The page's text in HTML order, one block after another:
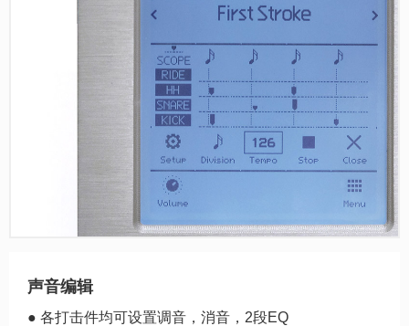
声音编辑
● 各打击件均可设置调音，消音，2段EQ